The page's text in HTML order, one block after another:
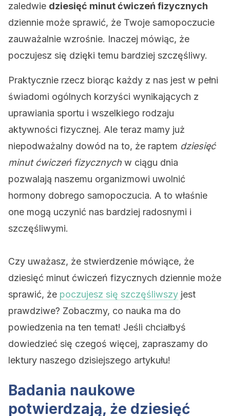
zaledwie dziesięć minut ćwiczeń fizycznych
dziennie może sprawić, że Twoje samopoczucie
zauważalnie wzrośnie. Inaczej mówiąc, że
poczujesz się dzięki temu bardziej szczęśliwy.
Praktycznie rzecz biorąc każdy z nas jest w pełni
świadomi ogólnych korzyści wynikających z
uprawiania sportu i wszelkiego rodzaju
aktywności fizycznej. Ale teraz mamy już
niepodważalny dowód na to, że raptem dziesięć
minut ćwiczeń fizycznych w ciągu dnia
pozwalają naszemu organizmowi uwolnić
hormony dobrego samopoczucia. A to właśnie
one mogą uczynić nas bardziej radosnymi i
szczęśliwymi.
Czy uważasz, że stwierdzenie mówiące, że
dziesięć minut ćwiczeń fizycznych dziennie może
sprawić, że poczujesz się szczęśliwszy jest
prawdziwe? Zobaczmy, co nauka ma do
powiedzenia na ten temat! Jeśli chciałbyś
dowiedzieć się czegoś więcej, zapraszamy do
lektury naszego dzisiejszego artykułu!
Badania naukowe
potwierdzają, że dziesięć